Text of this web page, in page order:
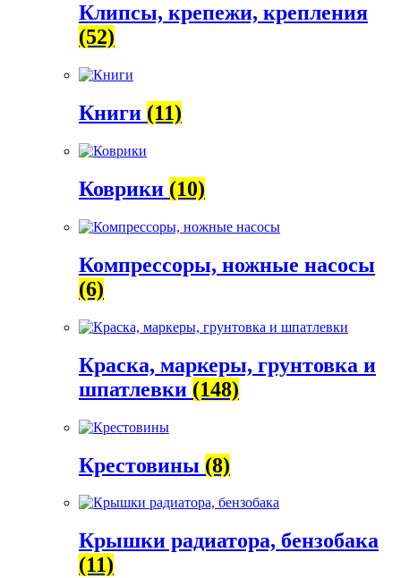
Клипсы, крепежи, крепления
(52)
Книги (11)
Коврики (10)
Компрессоры, ножные насосы
(6)
Краска, маркеры, грунтовка и
шпатлевки (148)
Крестовины (8)
Крышки радиатора, бензобака
(11)